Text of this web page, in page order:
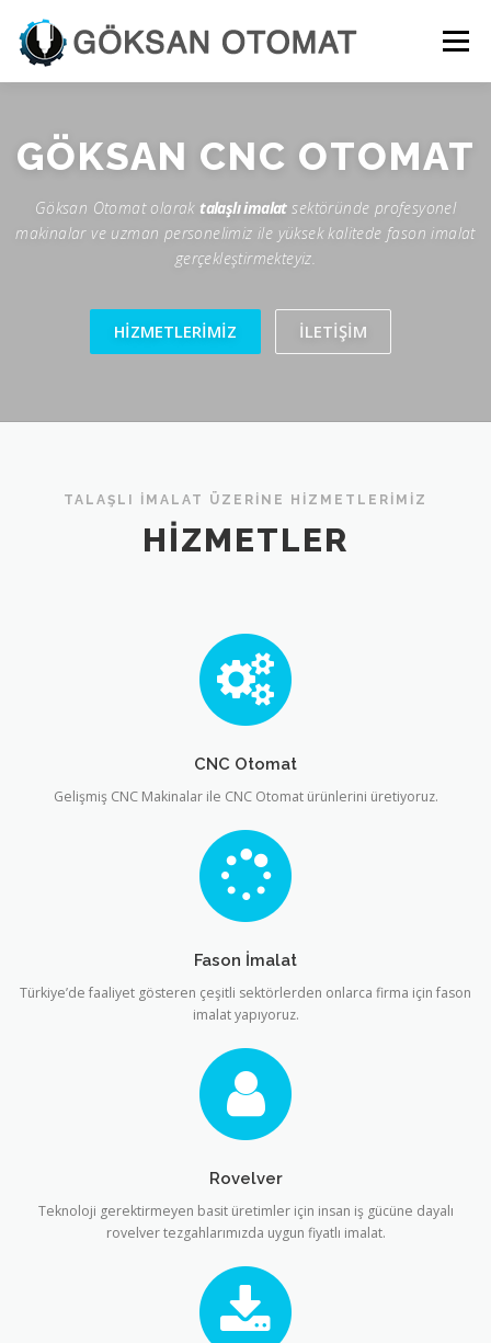
Menü
GÖKSAN CNC OTOMAT
Göksan Otomat olarak talaşlı imalatsektöründe profesyonel
makinalar ve uzman personelimiz ile yüksek kalitede fason imalat
gerçekleştirmekteyiz.
HIZMETLERIMIZ İLETIŞIM
TALAŞLI İMALAT ÜZERINE HIZMETLERIMIZ
HIZMETLER
CNC Otomat
Gelişmiş CNC Makinalar ile CNC Otomat ürünlerini üretiyoruz.
Fason İmalat
Türkiye’de faaliyet gösteren çeşitli sektörlerden onlarca firma için fason
imalat yapıyoruz.
Rovelver
Teknoloji gerektirmeyen basit üretimler için insan iş gücüne dayalı
rovelver tezgahlarımızda uygun fiyatlı imalat.